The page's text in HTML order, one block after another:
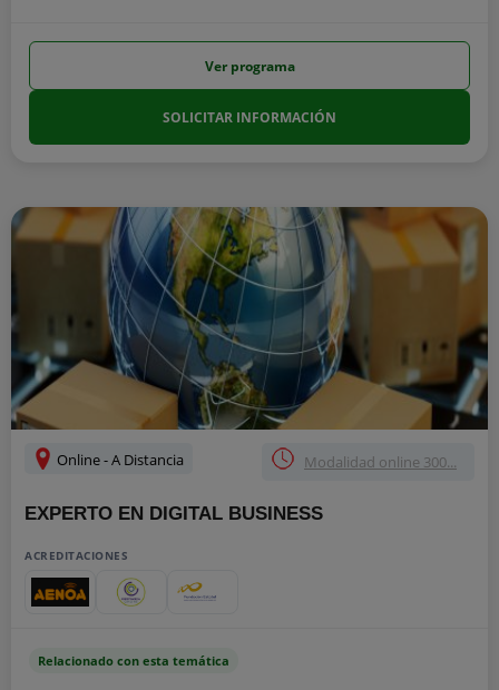
Ver programa
SOLICITAR INFORMACIÓN
Online - A Distancia Modalidad online 300...
EXPERTO EN DIGITAL BUSINESS
ACREDITACIONES
Relacionado con esta temática